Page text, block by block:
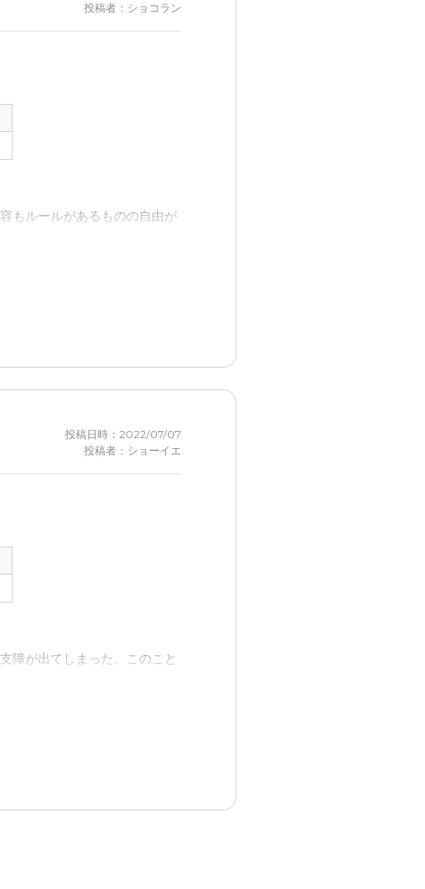
は思うが空気が心配。 近く
し、建物規模からは妥当だと
投稿者：ショコラン
もルールがあるものの自由が
魅力的だった！しかし、病
開ける事、ガーデニングが使
っとそれだけで満足できる
ったところから考えると不
投稿日時：2022/07/07
投稿者：ショーイエ
障が出てしまった。このこと
い。